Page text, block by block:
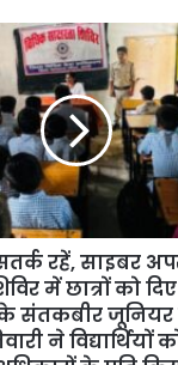
रहें, साइबर
में छात्रों को
के संतकबीर
ने विद्यार्थियों